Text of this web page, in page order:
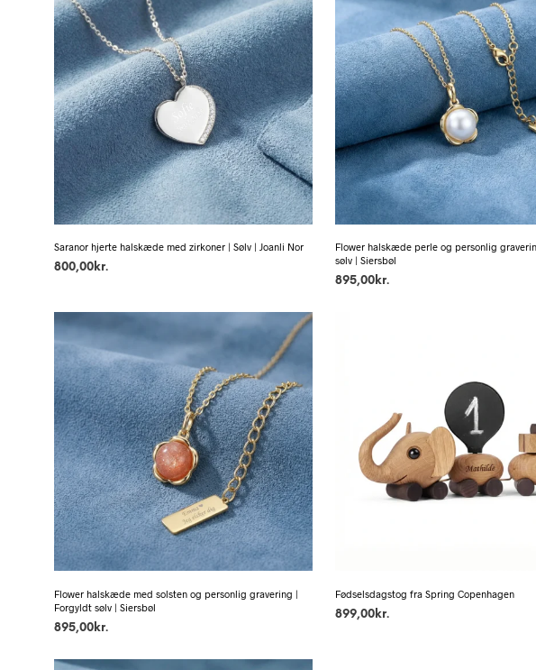
Saranor hjerte halskæde med zirkoner | Sølv | Joanli Nor
800,00 kr.
Flower halskæde perle og personlig
sølv | Siersbøl
895,00 kr.
Flower halskæde med solsten og personlig gravering |
Forgyldt sølv | Siersbøl
895,00 kr.
Fødselsdagstog fra Spring Copenhagen
899,00 kr.